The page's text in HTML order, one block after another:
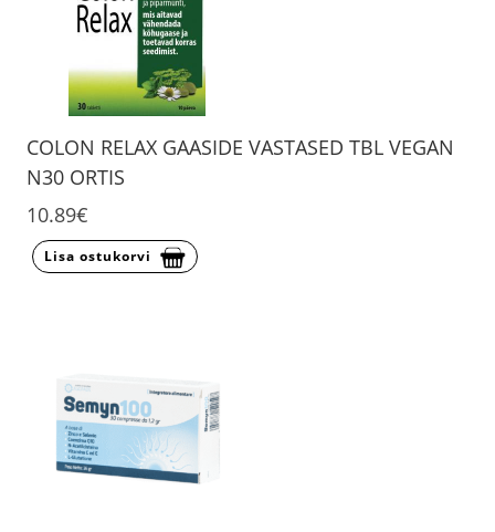
COLON RELAX GAASIDE VASTASED TBL VEGAN
N30 ORTIS
10.89€
Lisa ostukorvi